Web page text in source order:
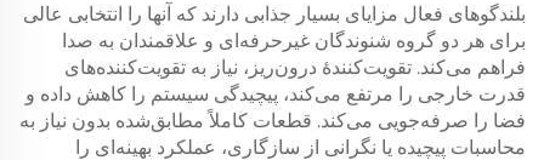
بلندگوهای فعال مزایای بسیار جذابی دارند که آنها را انتخابی عالی
برای هر دو گروه شنوندگان غیرحرفه‌ای و علاقمندان به صدا
فراهم می‌کند. تقویت‌کنندهٔ درون‌ریز، نیاز به تقویت‌کننده‌های
قدرت خارجی را مرتفع می‌کند، پیچیدگی سیستم را کاهش داده و
فضا را صرفه‌جویی می‌کند. قطعات کاملاً مطابق‌شده بدون نیاز به
محاسبات پیچیده یا نگرانی از سازگاری، عملکرد بهینه‌ای را